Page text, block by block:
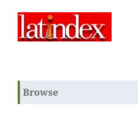
Browse